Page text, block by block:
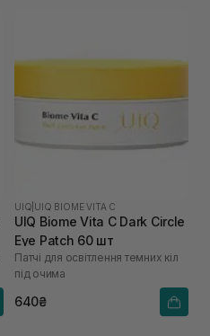
UIQ UIQ BIOME VITA C
UIQ Biome Vita C Dark Circle
Eye Patch 60 шт
Патчі для освітлення темних кіл
під очима
640₴